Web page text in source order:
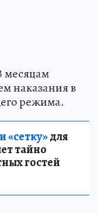
месяцам
наказания в
режима.
«сетку»для
тайно
гостей